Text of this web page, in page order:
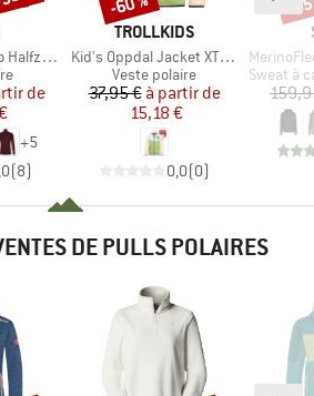
II
réduit
de
+5
(8)
MARQUE
TROLLKIDS
Article
Kid's Oppdal Jacket XT Exclusive
Product group
Veste polaire
Prix
37,95 € Prix réduit
à partir de
15,18 €
0,0(0)
Article
Product
Sweat à
DE PULLS POLAIRES